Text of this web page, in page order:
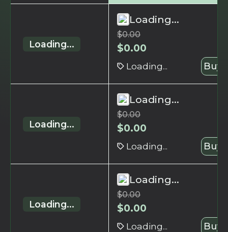
Loading...
Loading...
$0.00
$0.00
Loading... Buy
Loading...
Loading...
$0.00
$0.00
Loading... Buy
Loading...
Loading...
$0.00
$0.00
Loading... Buy